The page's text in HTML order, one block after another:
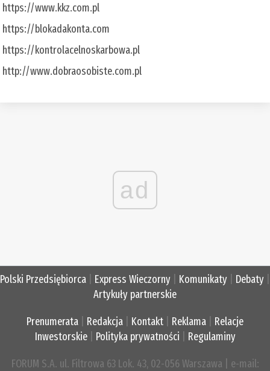
https://www.kkz.com.pl
https://blokadakonta.com
https://kontrolacelnoskarbowa.pl
http://www.dobraosobiste.com.pl
ad
Polski Przedsiębiorca Express Wieczorny Komunikaty Debaty
Artykuły partnerskie
Prenumerata Redakcja Kontakt Reklama
Relacje
Inwestorskie| Polityka prywatności Regulaminy
FORUM S.A. ul. Filtrowa 63 Lok. 43, 02-056 Warszawa | e-mail: